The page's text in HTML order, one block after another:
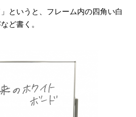
というと、フレーム内の四角い白
ど書く。